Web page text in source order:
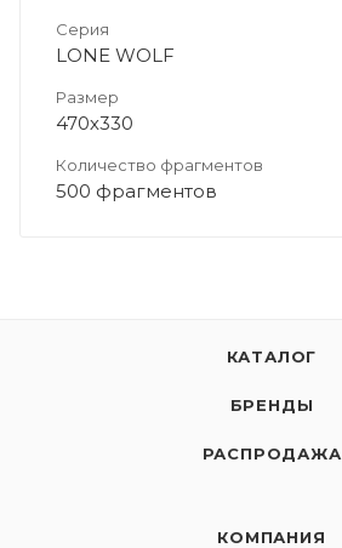
Серия
LONE WOLF
Размер
470х330
Количество фрагментов
500 фрагментов
КАТАЛОГ
БРЕНДЫ
РАСПРОДАЖА
КОМПАНИЯ